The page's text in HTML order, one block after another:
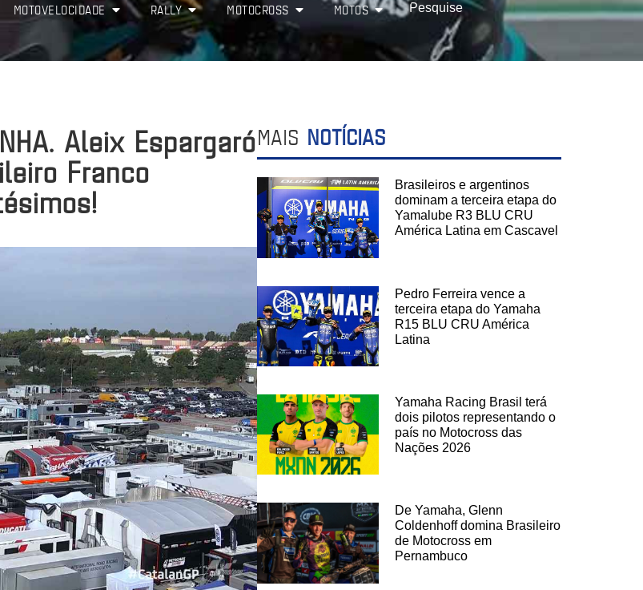
MOTOVELOCIDADE RALLY MOTOCROSS MOTOS
Aleix Espargaró
Franco
MAIS NOTÍCIAS
Brasileiros e argentinos
dominam a terceira etapa do
Yamalube R3 BLU CRU
América Latina em Cascavel
Pedro Ferreira vence a
terceira etapa do Yamaha
R15 BLU CRU América
Latina
Yamaha Racing Brasil terá
dois pilotos representando o
país no Motocross das
Nações 2026
De Yamaha, Glenn
Coldenhoff domina Brasileiro
de Motocross em
Pernambuco